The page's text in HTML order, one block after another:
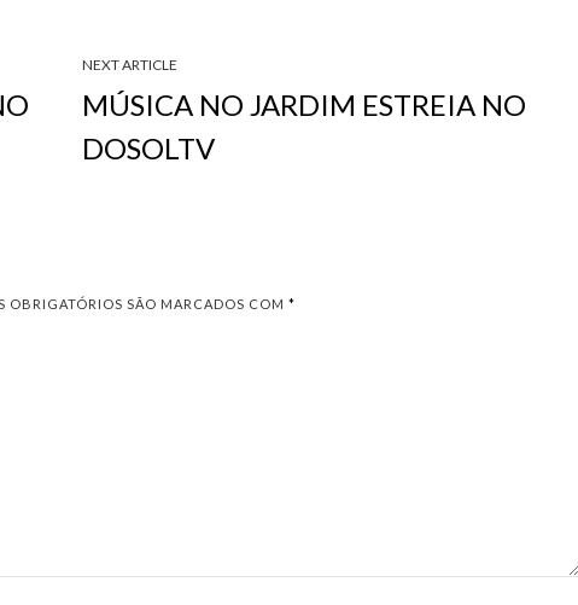
NEXT ARTICLE
MÚSICA NO JARDIM ESTREIA NO
DOSOLTV
OBRIGATÓRIOS SÃO MARCADOS COM *